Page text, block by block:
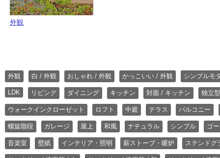
外観
外観 白 / 外観 おしゃれ / 外観 かっこいい / 外観 シンプルモ
LDK リビング ダイニング キッチン 対面 / キッチン 独立
ウォークインクローゼット ロフト 中庭 テラス バルコニー
螺旋階段 ガレージ 屋上 和風 ナチュラル シンプル ゴ
音楽室 壁紙 インテリア・照明 薪ストーブ・暖炉 ステンドグ